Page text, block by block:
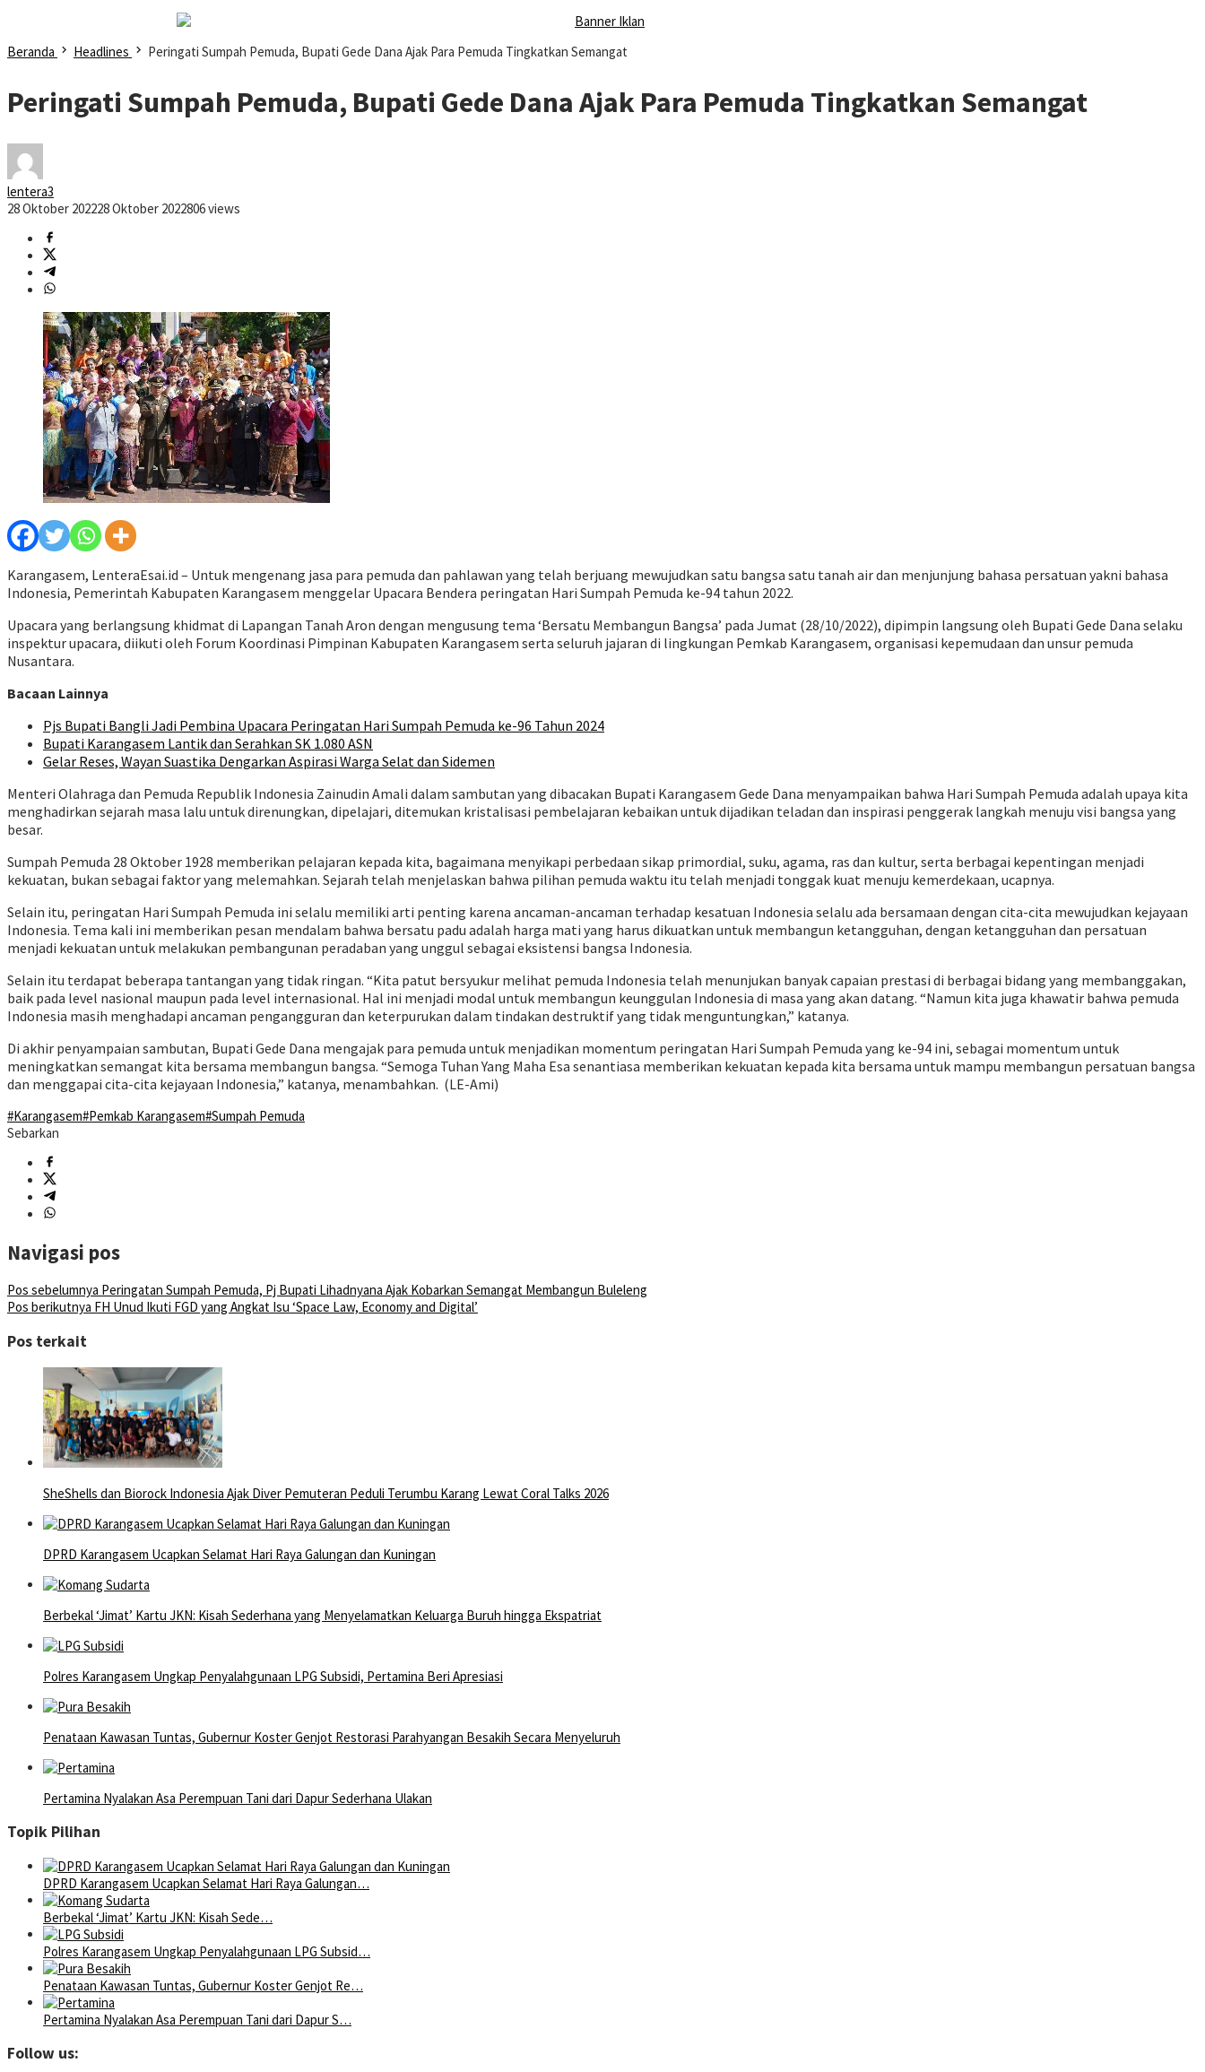
Beranda Headlines Peringati Sumpah Pemuda, Bupati Gede Dana Ajak Para Pemuda Tingkatkan Semangat
Peringati Sumpah Pemuda, Bupati Gede Dana Ajak Para Pemuda Tingkatkan Semangat
lentera3
28 Oktober 202228 Oktober 2022806 views
Karangasem, LenteraEsai.id – Untuk mengenang jasa para pemuda dan pahlawan yang telah berjuang mewujudkan satu bangsa satu tanah air dan menjunjung bahasa persatuan yakni bahasa
Indonesia, Pemerintah Kabupaten Karangasem menggelar Upacara Bendera peringatan Hari Sumpah Pemuda ke-94 tahun 2022.
Upacara yang berlangsung khidmat di Lapangan Tanah Aron dengan mengusung tema ‘Bersatu Membangun Bangsa’ pada Jumat (28/10/2022), dipimpin langsung oleh Bupati Gede Dana selaku
inspektur upacara, diikuti oleh Forum Koordinasi Pimpinan Kabupaten Karangasem serta seluruh jajaran di lingkungan Pemkab Karangasem, organisasi kepemudaan dan unsur pemuda
Nusantara.
Bacaan Lainnya
Pjs Bupati Bangli Jadi Pembina Upacara Peringatan Hari Sumpah Pemuda ke-96 Tahun 2024
Bupati Karangasem Lantik dan Serahkan SK 1.080 ASN
Gelar Reses, Wayan Suastika Dengarkan Aspirasi Warga Selat dan Sidemen
Menteri Olahraga dan Pemuda Republik Indonesia Zainudin Amali dalam sambutan yang dibacakan Bupati Karangasem Gede Dana menyampaikan bahwa Hari Sumpah Pemuda adalah upaya kita
menghadirkan sejarah masa lalu untuk direnungkan, dipelajari, ditemukan kristalisasi pembelajaran kebaikan untuk dijadikan teladan dan inspirasi penggerak langkah menuju visi bangsa yang
besar.
Sumpah Pemuda 28 Oktober 1928 memberikan pelajaran kepada kita, bagaimana menyikapi perbedaan sikap primordial, suku, agama, ras dan kultur, serta berbagai kepentingan menjadi
kekuatan, bukan sebagai faktor yang melemahkan. Sejarah telah menjelaskan bahwa pilihan pemuda waktu itu telah menjadi tonggak kuat menuju kemerdekaan, ucapnya.
Selain itu, peringatan Hari Sumpah Pemuda ini selalu memiliki arti penting karena ancaman-ancaman terhadap kesatuan Indonesia selalu ada bersamaan dengan cita-cita mewujudkan kejayaan
Indonesia. Tema kali ini memberikan pesan mendalam bahwa bersatu padu adalah harga mati yang harus dikuatkan untuk membangun ketangguhan, dengan ketangguhan dan persatuan
menjadi kekuatan untuk melakukan pembangunan peradaban yang unggul sebagai eksistensi bangsa Indonesia.
Selain itu terdapat beberapa tantangan yang tidak ringan. “Kita patut bersyukur melihat pemuda Indonesia telah menunjukan banyak capaian prestasi di berbagai bidang yang membanggakan,
baik pada level nasional maupun pada level internasional. Hal ini menjadi modal untuk membangun keunggulan Indonesia di masa yang akan datang. “Namun kita juga khawatir bahwa pemuda
Indonesia masih menghadapi ancaman pengangguran dan keterpurukan dalam tindakan destruktif yang tidak menguntungkan,” katanya.
Di akhir penyampaian sambutan, Bupati Gede Dana mengajak para pemuda untuk menjadikan momentum peringatan Hari Sumpah Pemuda yang ke-94 ini, sebagai momentum untuk
meningkatkan semangat kita bersama membangun bangsa. “Semoga Tuhan Yang Maha Esa senantiasa memberikan kekuatan kepada kita bersama untuk mampu membangun persatuan bangsa
dan menggapai cita-cita kejayaan Indonesia,” katanya, menambahkan. (LE-Ami)
#Karangasem#Pemkab Karangasem#Sumpah Pemuda
Sebarkan
Navigasi pos
Pos sebelumnya Peringatan Sumpah Pemuda, Pj Bupati Lihadnyana Ajak Kobarkan Semangat Membangun Buleleng
Pos berikutnya FH Unud Ikuti FGD yang Angkat Isu ‘Space Law, Economy and Digital’
Pos terkait
SheShells dan Biorock Indonesia Ajak Diver Pemuteran Peduli Terumbu Karang Lewat Coral Talks 2026
DPRD Karangasem Ucapkan Selamat Hari Raya Galungan dan Kuningan
Berbekal ‘Jimat’ Kartu JKN: Kisah Sederhana yang Menyelamatkan Keluarga Buruh hingga Ekspatriat
Polres Karangasem Ungkap Penyalahgunaan LPG Subsidi, Pertamina Beri Apresiasi
Penataan Kawasan Tuntas, Gubernur Koster Genjot Restorasi Parahyangan Besakih Secara Menyeluruh
Pertamina Nyalakan Asa Perempuan Tani dari Dapur Sederhana Ulakan
Topik Pilihan
DPRD Karangasem Ucapkan Selamat Hari Raya Galungan…
Berbekal ‘Jimat’ Kartu JKN: Kisah Sede…
Polres Karangasem Ungkap Penyalahgunaan LPG Subsid…
Penataan Kawasan Tuntas, Gubernur Koster Genjot Re…
Pertamina Nyalakan Asa Perempuan Tani dari Dapur S…
Follow us: